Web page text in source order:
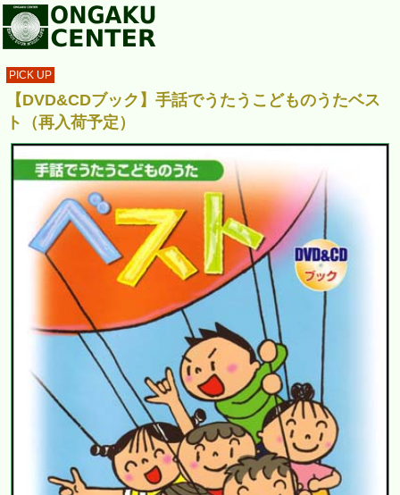
PICK UP
【DVD&CDブック】手話でうたうこどものうたベス
ト（再入荷予定）